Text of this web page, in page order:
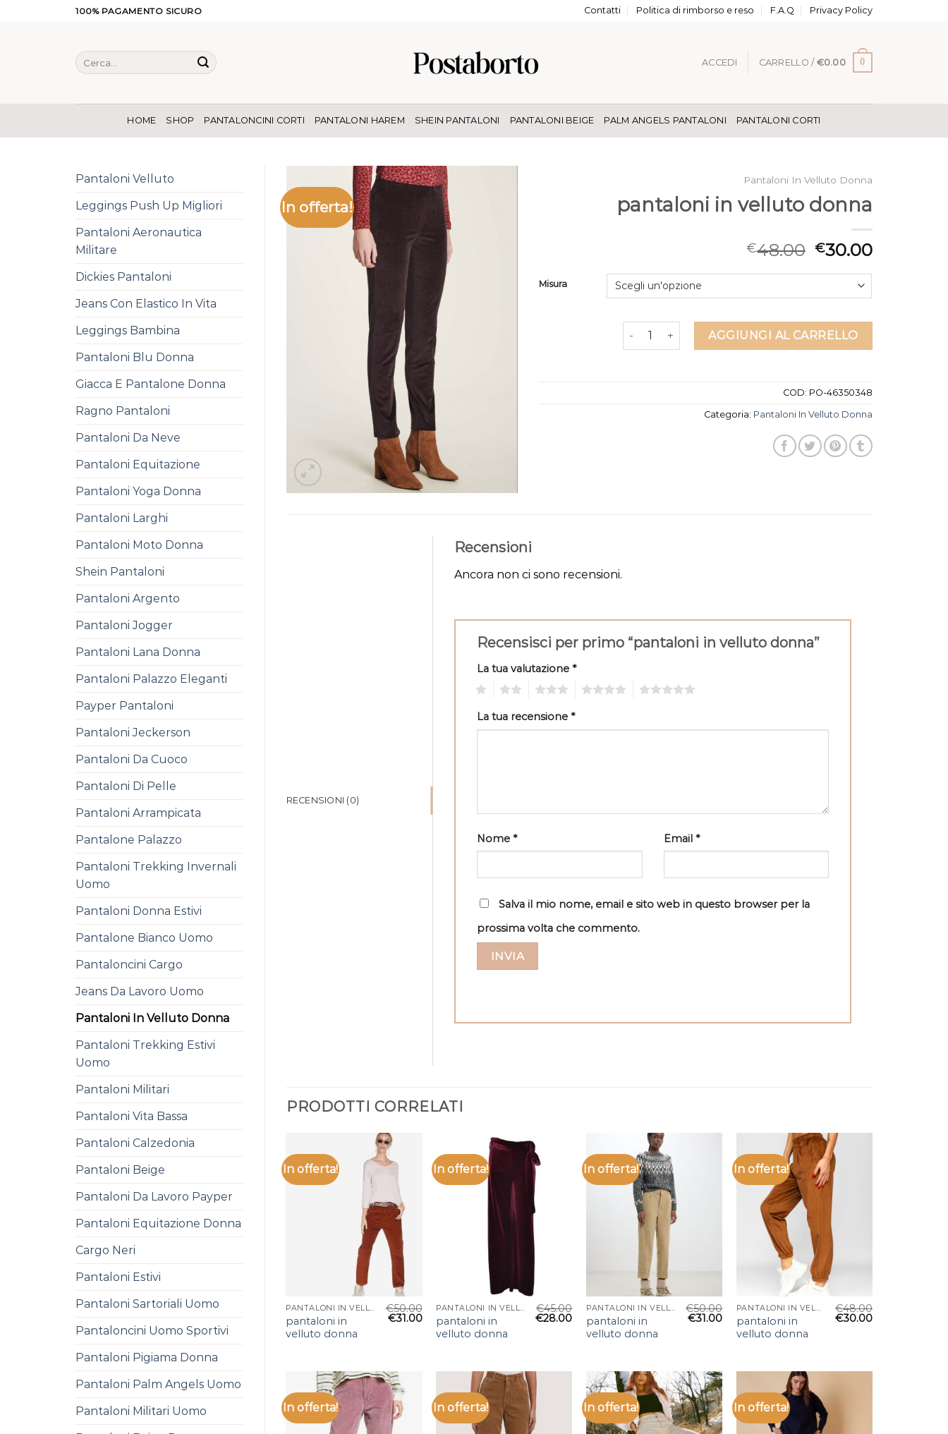
100% PAGAMENTO SICURO Contatti Politica di rimborso e reso F.A.Q Privacy Policy
Cerca:
ACCEDI CARRELLO / €0.00 0
HOME SHOP PANTALONCINI CORTI PANTALONI HAREM SHEIN PANTALONI PANTALONI BEIGE PALM ANGELS PANTALONI PANTALONI CORTI
Pantaloni Velluto
Leggings Push Up Migliori
Pantaloni Aeronautica
Militare
Dickies Pantaloni
Jeans Con Elastico In Vita
Leggings Bambina
Pantaloni Blu Donna
Giacca E Pantalone Donna
Ragno Pantaloni
Pantaloni Da Neve
Pantaloni Equitazione
Pantaloni Yoga Donna
Pantaloni Larghi
Pantaloni Moto Donna
Shein Pantaloni
Pantaloni Argento
Pantaloni Jogger
Pantaloni Lana Donna
Pantaloni Palazzo Eleganti
Payper Pantaloni
Pantaloni Jeckerson
Pantaloni Da Cuoco
Pantaloni Di Pelle
Pantaloni Arrampicata
Pantalone Palazzo
Pantaloni Trekking Invernali
Uomo
Pantaloni Donna Estivi
Pantalone Bianco Uomo
Pantaloncini Cargo
Jeans Da Lavoro Uomo
Pantaloni In Velluto Donna
Pantaloni Trekking Estivi
Uomo
Pantaloni Militari
Pantaloni Vita Bassa
Pantaloni Calzedonia
Pantaloni Beige
Pantaloni Da Lavoro Payper
Pantaloni Equitazione Donna
Cargo Neri
Pantaloni Estivi
Pantaloni Sartoriali Uomo
Pantaloncini Uomo Sportivi
Pantaloni Pigiama Donna
Pantaloni Palm Angels Uomo
Pantaloni Militari Uomo
In offerta!
Pantaloni In Velluto Donna
pantaloni in velluto donna
€48.00 €30.00
Misura
pantaloni in velluto donna quantità
AGGIUNGI AL CARRELLO
COD: PO-46350348
Categoria: Pantaloni In Velluto Donna
RECENSIONI (0)
Recensioni
Ancora non ci sono recensioni.
Recensisci per primo “pantaloni in velluto donna”
La tua valutazione*
La tua recensione*
Nome* Email *
Salva il mio nome, email e sito web in questo browser per la
prossima volta che commento.
PRODOTTI CORRELATI
In offerta!
PANTALONI IN VELLUTO DONNA
pantaloni in
velluto donna
€50.00
€31.00
In offerta!
PANTALONI IN VELLUTO DONNA
pantaloni in
velluto donna
€45.00
€28.00
In offerta!
PANTALONI IN VELLUTO DONNA
pantaloni in
velluto donna
€50.00
€31.00
In offerta!
PANTALONI IN VELLUTO DONNA
pantaloni in
velluto donna
€48.00
€30.00
In offerta! In offerta! In offerta! In offerta!